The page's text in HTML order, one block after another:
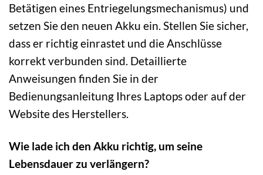
Betätigen eines Entriegelungsmechanismus) und
setzen Sie den neuen Akku ein. Stellen Sie sicher,
dass er richtig einrastet und die Anschlüsse
korrekt verbunden sind. Detaillierte
Anweisungen finden Sie in der
Bedienungsanleitung Ihres Laptops oder auf der
Website des Herstellers.
Wie lade ich den Akku richtig, um seine
Lebensdauer zu verlängern?